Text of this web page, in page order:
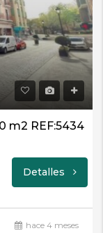
m2 REF:5434
Detalles
hace 4 meses